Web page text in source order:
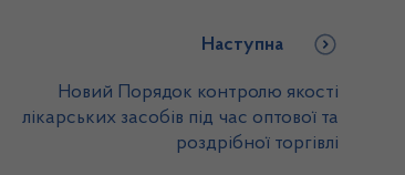
Наступна
Новий Порядок контролю якості
лікарських засобів під час оптової та
роздрібної торгівлі